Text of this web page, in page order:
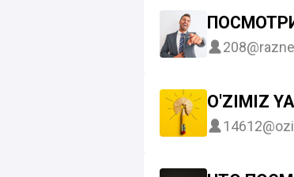
208
O'ZIMIZ
14612